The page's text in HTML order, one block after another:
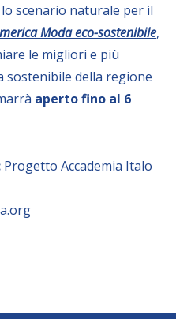
scenario naturale per il
Moda eco-sostenibile,
le migliori e più
sostenibile della regione
aperto fino al 6
Progetto Accademia Italo